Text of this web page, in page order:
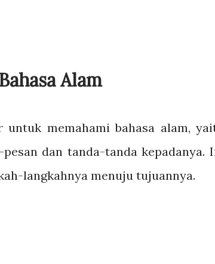
Alam
memahami bahasa alam,
dan tanda-tanda kepadanya.
langkahnya menuju tujuannya.